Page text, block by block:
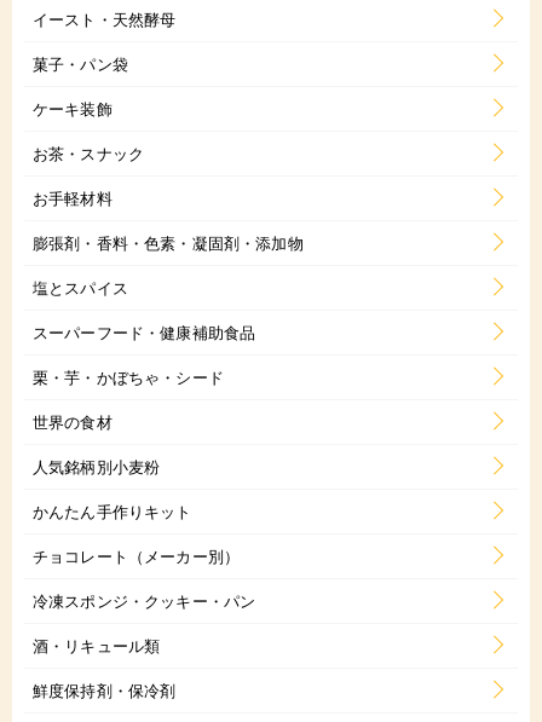
イースト・天然酵母
菓子・パン袋
ケーキ装飾
お茶・スナック
お手軽材料
膨張剤・香料・色素・凝固剤・添加物
塩とスパイス
スーパーフード・健康補助食品
栗・芋・かぼちゃ・シード
世界の食材
人気銘柄別小麦粉
かんたん手作りキット
チョコレート（メーカー別）
冷凍スポンジ・クッキー・パン
酒・リキュール類
鮮度保持剤・保冷剤